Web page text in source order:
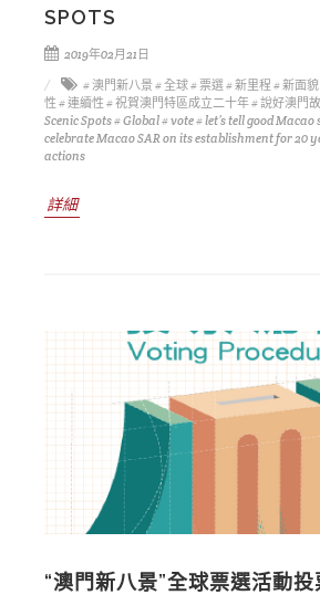
SPOTS
2019年02月21日
# 澳門新八景# 全球# 票選# 新里程 # 新面貌
性 # 連續性 # 祝賀澳門特區成立二十年# 說好澳門
Scenic Spots# Global# vote# let’s tell good
celebrate Macao SAR on its establishment for 20
actions
詳細
“澳門新八景”全球票選活動投